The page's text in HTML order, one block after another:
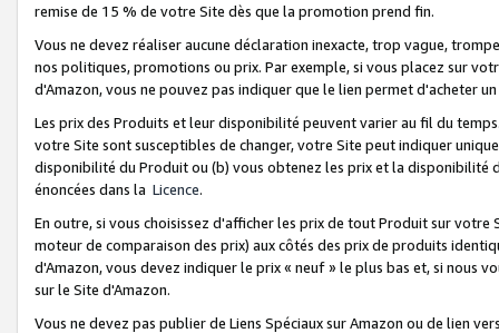
remise de 15 % de votre Site dès que la promotion prend fin.
Vous ne devez réaliser aucune déclaration inexacte, trop vague,
nos politiques, promotions ou prix. Par exemple, si vous placez sur
d'Amazon, vous ne pouvez pas indiquer que le lien permet d'acheter
Les prix des Produits et leur disponibilité peuvent varier au fil du
votre Site sont susceptibles de changer, votre Site peut indiquer
disponibilité du Produit ou (b) vous obtenez les prix et la disponibilité
énoncées dans la Licence.
En outre, si vous choisissez d'afficher les prix de tout Produit sur
moteur de comparaison des prix) aux côtés des prix de produits
d'Amazon, vous devez indiquer le prix « neuf » le plus bas et, si nous
sur le Site d'Amazon.
Vous ne devez pas publier de Liens Spéciaux sur Amazon ou de lien